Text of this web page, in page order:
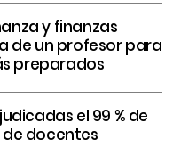
y finanzas
de un profesor para
preparados
el 99 % de
docentes